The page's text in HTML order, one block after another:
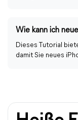
Dieses Tutorial
damit Sie neues